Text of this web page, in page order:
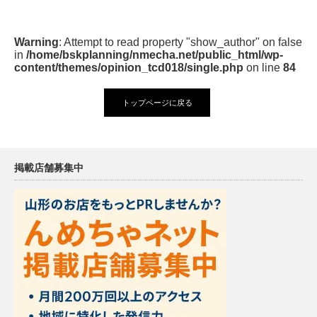
Warning: Attempt to read property "show_author" on false
in /home/bskplanning/nmecha.net/public_html/wp-
content/themes/opinion_tcd018/single.php on line 84
トップページに戻る
掲載店舗募集中